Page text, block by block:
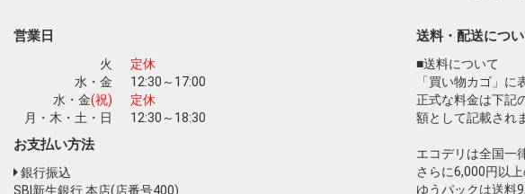
営業日
火
定休
水・金
12:30～17:00
水・金(祝)
定休
月・木・土・日
12:30～18:30
お支払い方法
銀行振込
SBI新生銀行 本店(店番号400)
送料・配送につ
■送料について
「買い物カゴ」に
正式な料金は下記
額として記載され
エコデリは全国一
さらに6,000円以
ゆうパックは送料